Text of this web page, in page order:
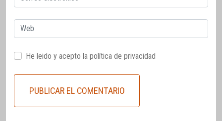
electrónico
Web
He leido y acepto la política de privacidad